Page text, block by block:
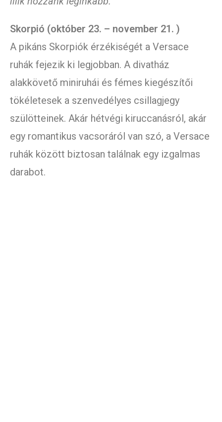
Skorpió (október 23. – november 21. )
A pikáns Skorpiók érzékiségét a Versace
ruhák fejezik ki legjobban. A divatház
alakkövető miniruhái és fémes kiegészítői
tökéletesek a szenvedélyes csillagjegy
szülötteinek. Akár hétvégi kiruccanásról, akár
egy romantikus vacsoráról van szó, a Versace
ruhák között biztosan találnak egy izgalmas
darabot.